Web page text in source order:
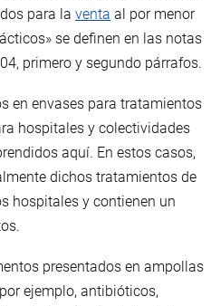
para la venta al por menor
se definen en las notas
primero y segundo párrafos.
en envases para tratamientos
hospitales y colectividades
aquí. En estos casos,
dichos tratamientos de
hospitales y contienen un
presentados en ampollas
ejemplo, antibióticos,